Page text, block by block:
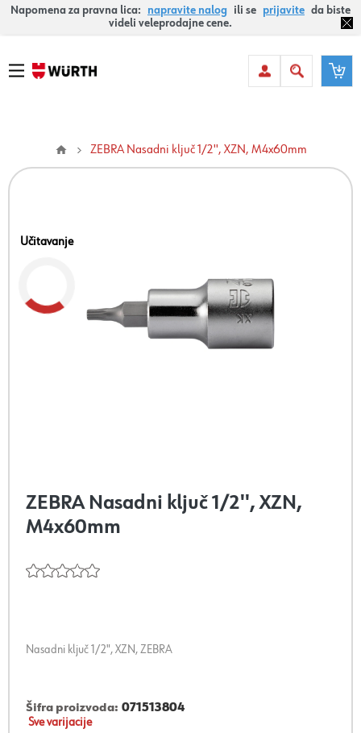
Napomena za pravna lica: napravite nalog ili se prijavite da biste
videli veleprodajne cene.
ZEBRA Nasadni ključ 1/2'', XZN, M4x60mm
Učitavanje
ZEBRA Nasadni ključ 1/2'', XZN,
M4x60mm
Nasadni ključ 1/2", XZN, ZEBRA
Šifra proizvoda: 071513804
Sve varijacije